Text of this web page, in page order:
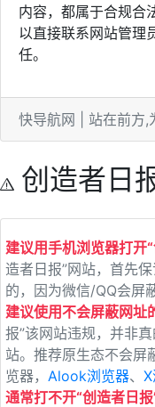
内容，都属于合规合
以直接联系网站管理
任。
快导航网 | 站在前方,
创造者日
建议用手机浏览器打开“
造者日报”网站，首先
的，因为微信/QQ会屏
建议使用不会屏蔽网址
报”该网站违规，并非
站。推荐原生态不会屏
览器， Alook浏览器、
通常打不开“创造者日报